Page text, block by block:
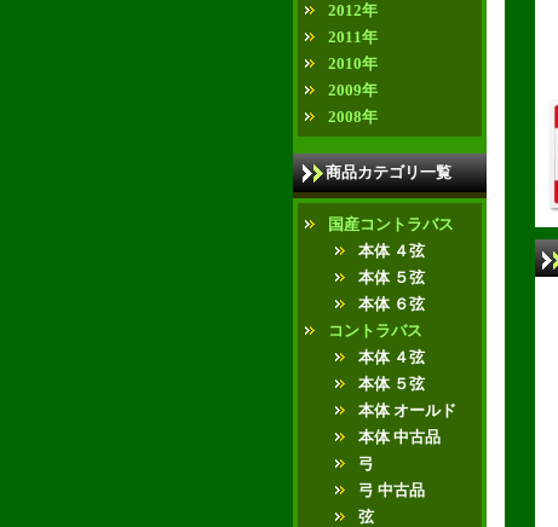
2012年
2011年
2010年
2009年
2008年
商品カテゴリ一覧
国産コントラバス
本体 ４弦
本体 ５弦
本体 ６弦
コントラバス
本体 ４弦
本体 ５弦
本体 オールド
本体 中古品
弓
弓 中古品
弦